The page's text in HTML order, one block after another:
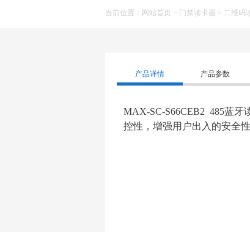
当前位置： 网站首页 > 门禁读卡器 > 二维码
产品详情 产品参数
MAX-SC-S66CEB2 485蓝
控性，增强用户出入的安全性